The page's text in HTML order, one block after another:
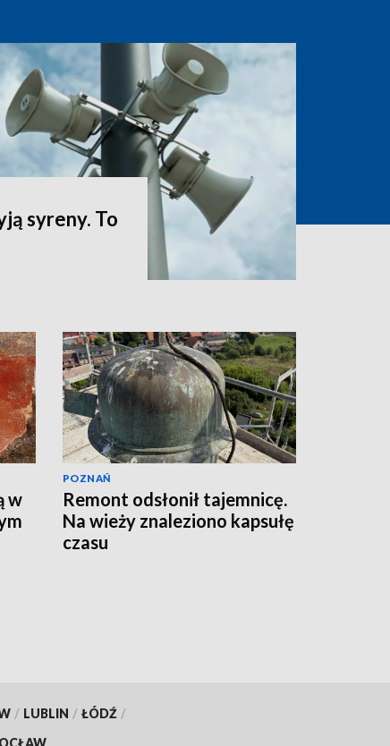
syreny. To
w
POZNAŃ
Remont odsłonił tajemnicę.
Na wieży znaleziono kapsułę
czasu
/ LUBLIN / ŁÓDŹ /